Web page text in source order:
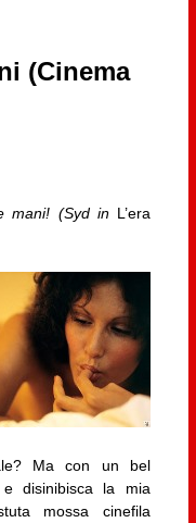
(Cinema
mani! (Syd in L’era
Ma con un bel
disinibisca la mia
mossa cinefila